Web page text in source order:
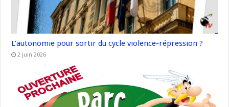
L’autonomie pour sortir du cycle violence-répression ?
2 juin 2026